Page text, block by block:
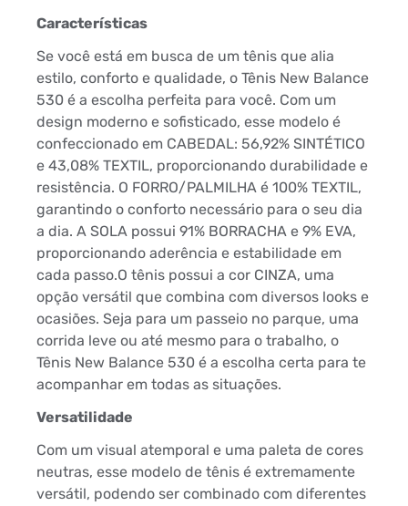
Características
Se você está em busca de um tênis que alia
estilo, conforto e qualidade, o Tênis New Balance
530 é a escolha perfeita para você. Com um
design moderno e sofisticado, esse modelo é
confeccionado em CABEDAL: 56,92% SINTÉTICO
e 43,08% TEXTIL, proporcionando durabilidade e
resistência. O FORRO/PALMILHA é 100% TEXTIL,
garantindo o conforto necessário para o seu dia
a dia. A SOLA possui 91% BORRACHA e 9% EVA,
proporcionando aderência e estabilidade em
cada passo.O tênis possui a cor CINZA, uma
opção versátil que combina com diversos looks e
ocasiões. Seja para um passeio no parque, uma
corrida leve ou até mesmo para o trabalho, o
Tênis New Balance 530 é a escolha certa para te
acompanhar em todas as situações.
Versatilidade
Com um visual atemporal e uma paleta de cores
neutras, esse modelo de tênis é extremamente
versátil, podendo ser combinado com diferentes